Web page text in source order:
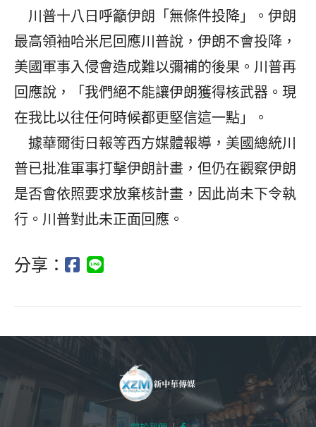
川普十八日呼籲伊朗「無條件投降」。伊朗
最高領袖哈米尼回應川普說，伊朗不會投降，
美國軍事入侵會造成難以彌補的後果。川普再
回應說，「我們絕不能讓伊朗獲得核武器。現
在我比以往任何時候都更堅信這一點」。
據華爾街日報等西方媒體報導，美國總統川
普已批准軍事打擊伊朗計畫，但仍在觀察伊朗
是否會依照要求放棄核計畫，因此尚未下令執
行。川普對此未正面回應。
分享：